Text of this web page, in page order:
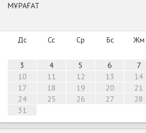
МҰРАҒАТ
Дс Сс Ср Бс Жм
3
4 5 6 7
10
11 12 13 14
17
18 19 20 21
24
25 26 27 28
31